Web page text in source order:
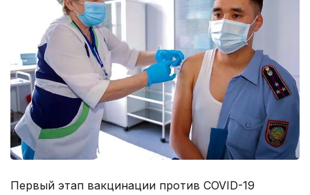
Первый этап вакцинации против COVID-19